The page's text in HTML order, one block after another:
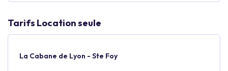
Tarifs Location seule
La Cabane de Lyon - Ste Foy